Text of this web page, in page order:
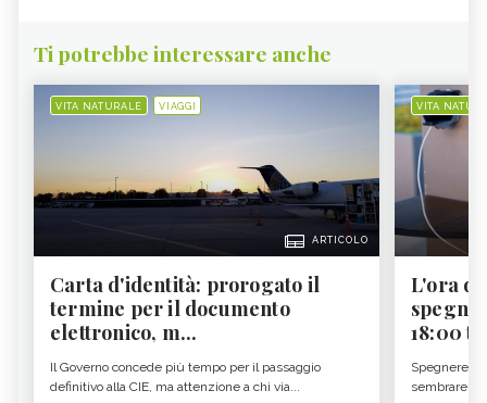
Ti potrebbe interessare anche
VITA NATURALE VIAGGI
ARTICOLO
Carta d'identità: prorogato il
termine per il documento
elettronico, m...
Il Governo concede più tempo per il passaggio
definitivo alla CIE, ma attenzione a chi via...
VITA
L'ora
18:00 ti
Spegnere lo
sembrare